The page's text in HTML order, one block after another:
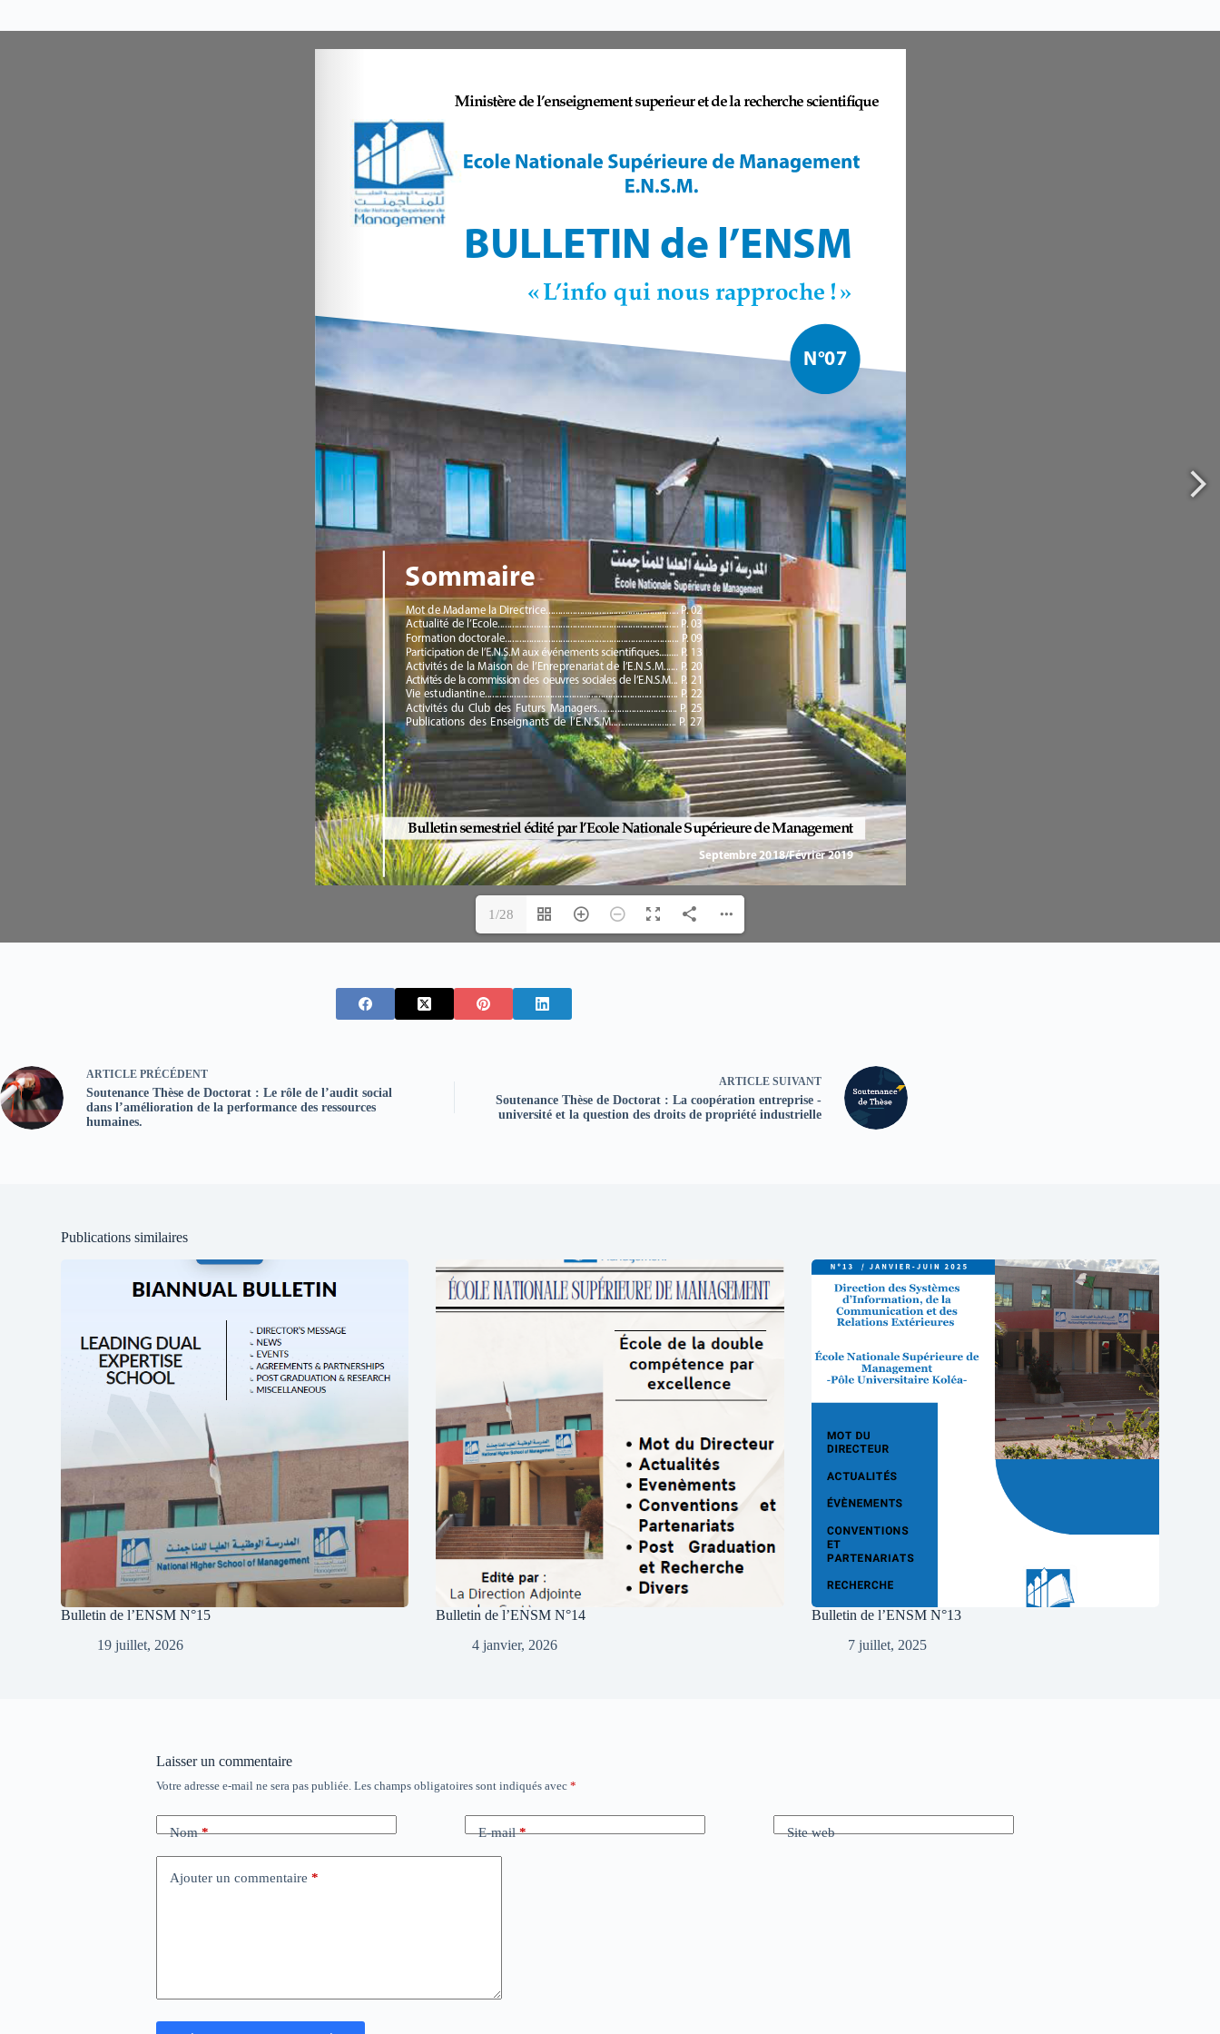
1/28
ARTICLE PRÉCÉDENT
Soutenance Thèse de Doctorat : Le rôle de l’audit social
dans l’amélioration de la performance des ressources
humaines.
ARTICLE SUIVANT
Soutenance Thèse de Doctorat : La coopération entreprise -
université et la question des droits de propriété industrielle
Publications similaires
Bulletin de l’ENSM N°15
19 juillet, 2026
Bulletin de l’ENSM N°14
4 janvier, 2026
Bulletin de l’ENSM N°13
7 juillet, 2025
Laisser un commentaire
Votre adresse e-mail ne sera pas publiée. Les champs obligatoires sont indiqués avec *
Nom* E-mail* Site web
Ajouter un commentaire *